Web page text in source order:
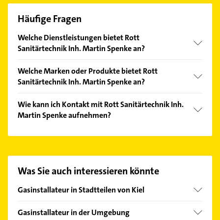
Häufige Fragen
Welche Dienstleistungen bietet Rott
Sanitärtechnik Inh. Martin Spenke an?
Altbausanierung, Anlagenwartung,
Badmodernisierung, Badsanierung und
Welche Marken oder Produkte bietet Rott
Sanitärtechnik Inh. Martin Spenke an?
Pelletheizungen, Bäder, Brennwerttechnik,
Heizungstechnik und Komplettbäder.
Wie kann ich Kontakt mit Rott Sanitärtechnik Inh.
Martin Spenke aufnehmen?
Hier finden Sie alleKontaktdaten
Was Sie auch interessieren könnte
Gasinstallateur in Stadtteilen von Kiel
Elmschenhagen-Nord
Gasinstallateur in der Umgebung